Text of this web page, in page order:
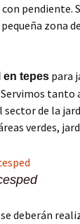
pendiente.
zona
en tepes para
Servimos
de la
verdes,
se deberán